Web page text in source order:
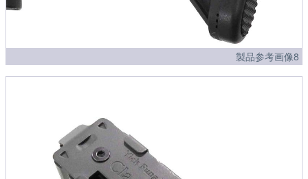
製品参考画像8